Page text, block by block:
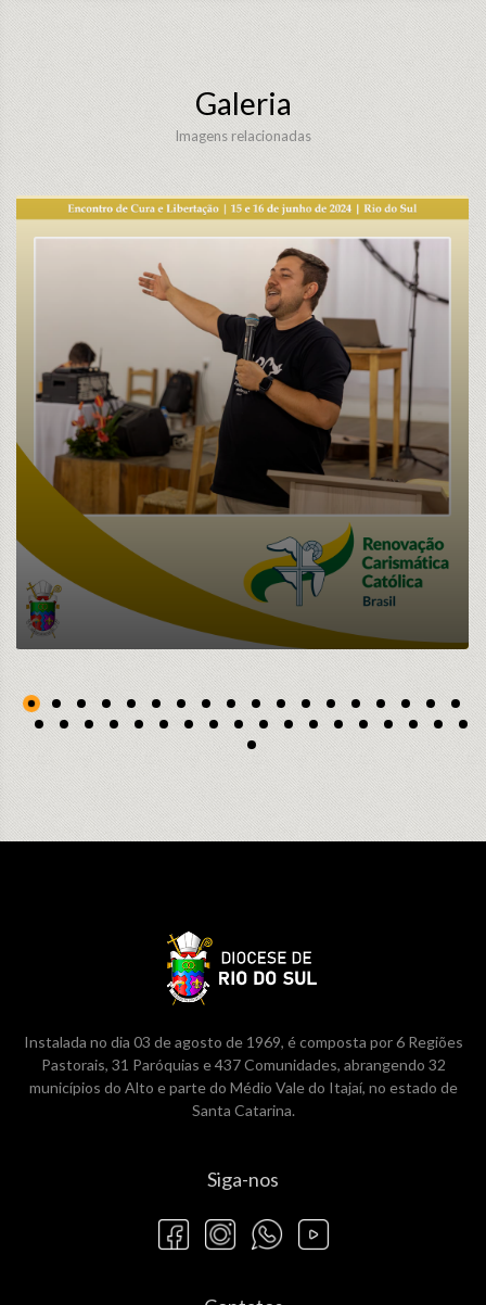
Galeria
Imagens relacionadas
Instalada no dia 03 de agosto de 1969, é composta por 6 Regiões
Pastorais, 31 Paróquias e 437 Comunidades, abrangendo 32
municípios do Alto e parte do Médio Vale do Itajaí, no estado de
Santa Catarina.
Siga-nos